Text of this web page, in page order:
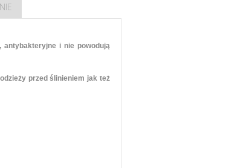
antybakteryjne i nie powodują
przed ślinieniem jak też